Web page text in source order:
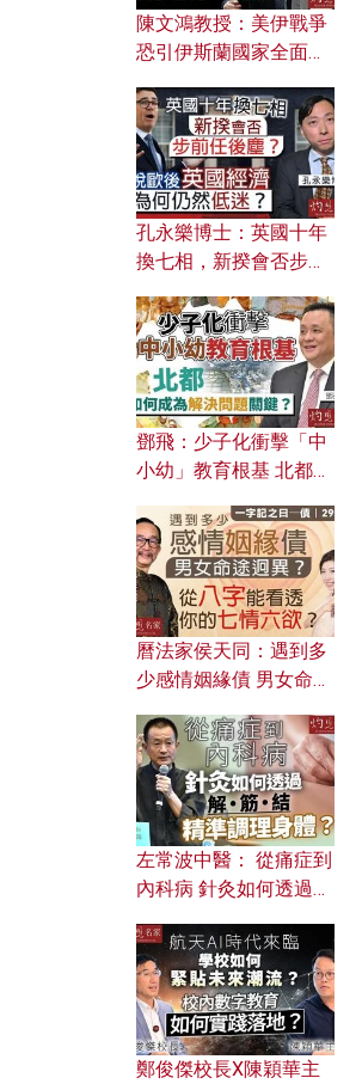
陳文鴻教授：美伊戰爭
恐引伊斯蘭國家全面反
對付北約美國？
孔永樂博士：英國十年
換七相，新揆會否步前
濟為何仍然低迷？
鄧飛：少子化衝擊「中
小幼」教育根基 北都如
曆法家侯天同：遇到多
少感情姻緣債 男女命途
的七情六欲？
左常波中醫： 從痛症到
內科病 針灸如何透過解
鄭俊傑校長X陳穎華主